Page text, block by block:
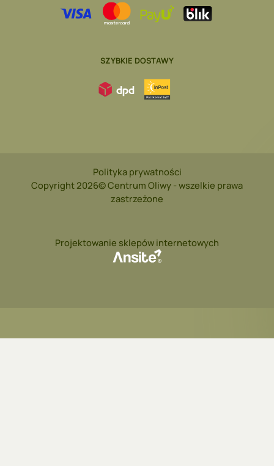
SZYBKIE DOSTAWY
Polityka prywatności
Copyright 2026© Centrum Oliwy - wszelkie prawa
zastrzeżone
Projektowanie sklepów internetowych